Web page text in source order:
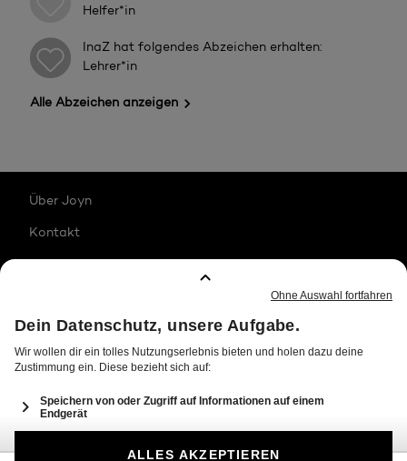
Helfer*in
InaZ hat folgendes Abzeichen erhalten:
Lehrer*in
Alle Abzeichen anzeigen
Über Joyn
Kontakt
Karriere
Jugendschutz
Datenschutz
Allgemeine Nutzungsbedingungen